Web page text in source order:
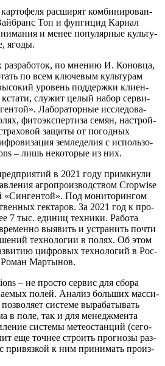
рас­ши­рят ком­би­ни­ро­ван­
Топ и фун­ги­цид Кари­ал
и менее попу­ляр­ные куль­ту­
ягоды.
по мне­нию И. Конов­ца,
по всем клю­че­вым куль­ту­рам
уро­вень под­держ­ки кли­ен­
слу­жит целый набор сер­ви­
Лабо­ра­тор­ные иссле­до­ва­
фито­экс­пер­ти­за семян, настрой­
защи­ты от погод­ных
зем­ле­де­лия с исполь­зо­
– лишь неко­то­рые из них.
в 2021 году при­мкну­ли
агро­про­из­вод­ством Cropwise
«Син­ген­той». Под мони­то­рин­гом
гек­та­ров. За 2021 год к про­
7 тыс. еди­ниц тех­ни­ки. Рабо­та
выявить и устра­нить почти
тех­но­ло­гии в полях. Об этом
циф­ро­вых тех­но­ло­гий в Рос­
Мартынов.
– не про­сто сер­вис для сбо­ра
полей. Ана­лиз боль­ших мас­си­
систе­ме выра­ба­ты­вать
в поле, так и для менедж­мен­та
систе­мы метео­стан­ций (сего­
еще точ­нее стро­ить про­гно­зы раз­
при­вяз­кой к ним при­ни­мать про­из­